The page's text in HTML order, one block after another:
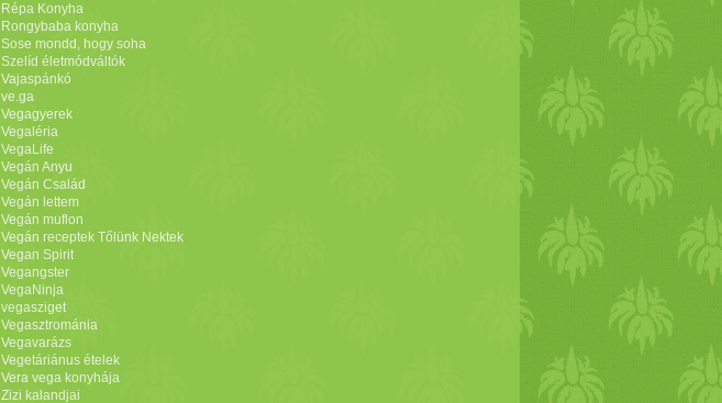
Répa Konyha
Rongybaba konyha
Sose mondd, hogy soha
Szelíd életmódváltók
Vajaspánkó
ve.ga
Vegagyerek
Vegaléria
VegaLife
Vegán Anyu
Vegán Család
Vegán lettem
Vegán muflon
Vegán receptek Tőlünk Nektek
Vegan Spirit
Vegangster
VegaNinja
vegasziget
Vegasztrománia
Vegavarázs
Vegetáriánus ételek
Vera vega konyhája
Zizi kalandjai